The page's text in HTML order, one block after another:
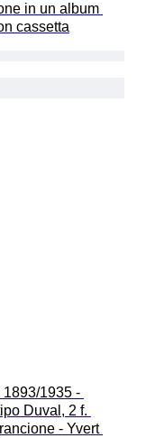
in un album
cassetta
1893/1935 -
Duval, 2 f.
- Yvert